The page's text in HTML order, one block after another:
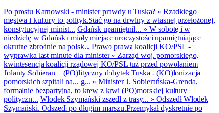
Po prostu Karnowski - minister prawdy u Tuska? » Rzadkiego
męstwa i kultury to polityk.Stać go na drwiny z własnej przełożonej,
konstytucyjnej minist... Gdańsk upamiętnił... » W sobotę i w
niedzielę w Gdańsku miały miejsce uroczystości upamiętniające
okrutne zbrodnie na polsk... Prawo prawa koalicji KO/PSL -
wyprawka last minute dla minister» Zarząd woj. pomorskiego,
kwintesencja koalicji rządowej KO/PSL tuż przed powołaniem
Jolanty Sobieran... (PO)lityczny dobytek Tuska - (KO)lonizacja
pomorskich szpitali na... g... » Minister J. Sobierańska-Grenda,
formalnie bezpartyjna, to krew z krwi (PO)morskiej kultury
polityczn... Włodek Szymański zszedł z trasy... » Odszedł Włodek
Szymański. Odszedł po długim marszu.Przemykał dyskretnie po